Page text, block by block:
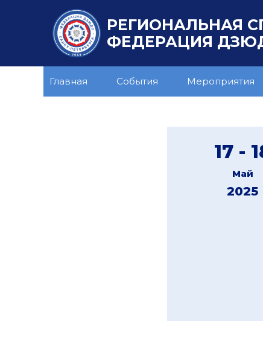
РЕГИОНАЛЬНАЯ
ФЕДЕРАЦИЯ
Главная События Мероприятия
17 -
Май
2025